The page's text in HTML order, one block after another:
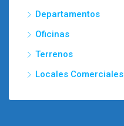
Departamentos
Oficinas
Terrenos
Locales Comerciales